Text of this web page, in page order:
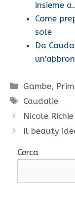
insieme
Come
sole
Da
Categorie
Gambe,
Tag
Caudalie
Nicole
Il beauty
Cerca